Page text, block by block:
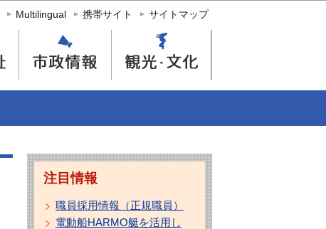
Multilingual 携帯サイト サイトマップ
注目情報
職員採用情報（正規職員）
電動船HARMO艇を活用し